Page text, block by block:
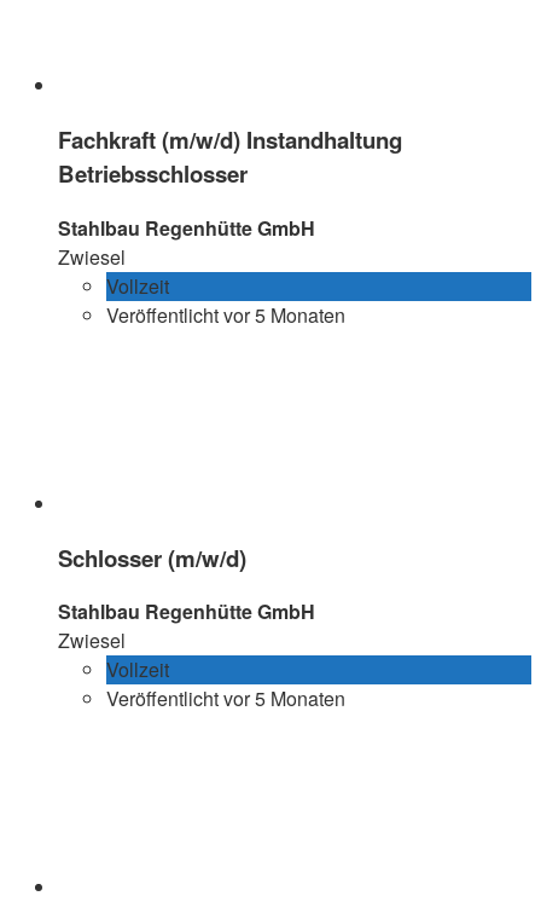
Fachkraft (m/w/d) Instandhaltung
Betriebsschlosser
Stahlbau Regenhütte GmbH
Zwiesel
Vollzeit
Veröffentlicht vor 5 Monaten
Schlosser (m/w/d)
Stahlbau Regenhütte GmbH
Zwiesel
Vollzeit
Veröffentlicht vor 5 Monaten